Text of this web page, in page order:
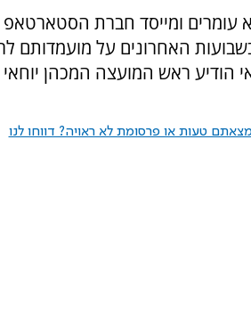
עומרים ומייסד חברת
האחרונים על מועמדותם
הודיע ראש המועצה המכהן
מצאתם טעות או פרסומת לא ראויה? דווחו לנו